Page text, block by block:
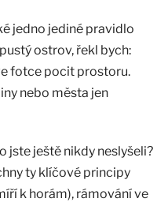
jedno jediné pravidlo
ostrov, řekl bych:
fotce pocit prostoru.
nebo města jen
jste ještě nikdy neslyšeli?
ty klíčové principy
k horám), rámování ve